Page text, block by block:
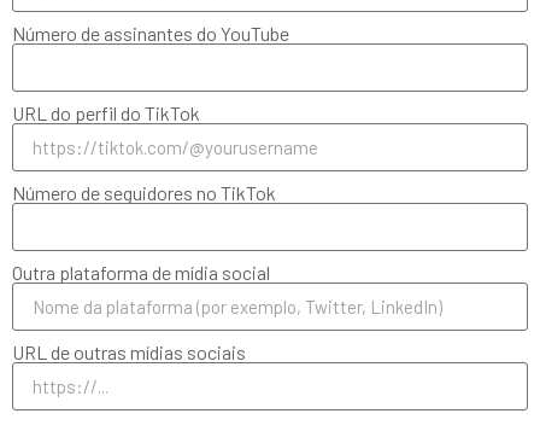
Número de assinantes do YouTube
URL do perfil do TikTok
Número de seguidores no TikTok
Outra plataforma de mídia social
URL de outras mídias sociais